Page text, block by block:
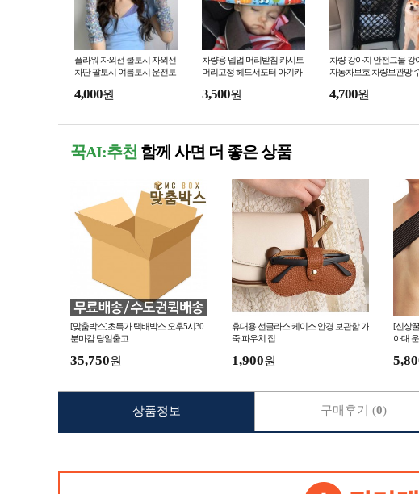
플라워 자외선 쿨토시 자외선
차단 팔토시 여름토시 운전토
토시
4,000원
차량용 넵업 머리받침 카시트
머리고정 헤드서포터 아기카
아기카시트목베개 목*
3,500원
차량 강아지 안전그물 강
자동차보호 차량보관망
려동물차량안전그물*
4,700원
꾹AI:추천 함께 사면 더 좋은 상품
[맞춤박스]초특가 택배박스 오후5시30
분마감 당일출고
35,750원
휴대용 선글라스 케이스 안경 보관함 가
죽 파우치 집
1,900원
[신상
아대
상품정보 구매후기 (0)